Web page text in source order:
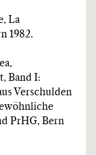
La
1982.
Band I:
Verschulden
PrHG, Bern